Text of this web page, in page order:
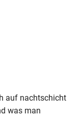
auf nachtschicht
was man